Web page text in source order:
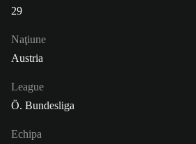
29
Naţiune
Austria
League
Ö. Bundesliga
Echipa